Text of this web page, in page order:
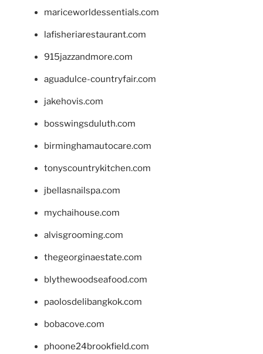
mariceworldessentials.com
lafisheriarestaurant.com
915jazzandmore.com
aguadulce-countryfair.com
jakehovis.com
bosswingsduluth.com
birminghamautocare.com
tonyscountrykitchen.com
jbellasnailspa.com
mychaihouse.com
alvisgrooming.com
thegeorginaestate.com
blythewoodseafood.com
paolosdelibangkok.com
bobacove.com
phoone24brookfield.com